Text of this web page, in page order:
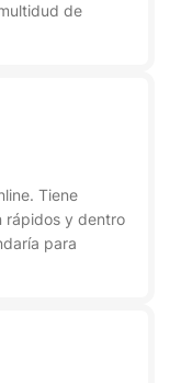
de
Tiene
rápidos y dentro
para